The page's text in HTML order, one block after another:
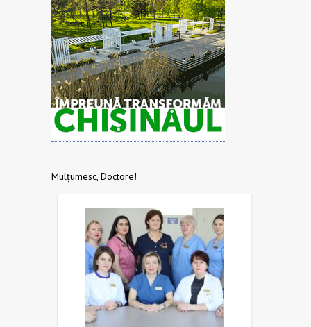
Mulțumesc, Doctore!